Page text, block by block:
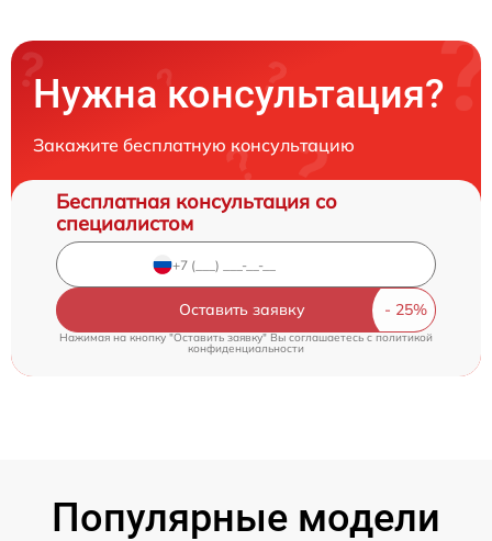
Нужна консультация?
Закажите бесплатную консультацию
Бесплатная консультация со
специалистом
Оставить заявку
Нажимая на кнопку "Оставить заявку" Вы соглашаетесь c политикой
конфиденциальности
Популярные модели